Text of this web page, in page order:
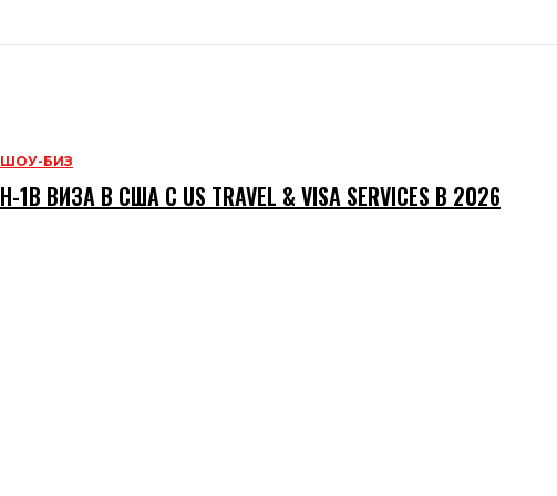
ШОУ-БИЗ
H-1B ВИЗА В США С US TRAVEL & VISA SERVICES В 2026